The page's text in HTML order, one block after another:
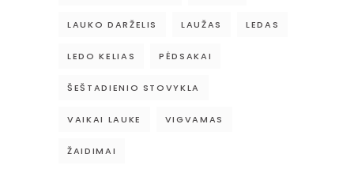
LAUKO DARŽELIS LAUŽAS LEDAS
LEDO KELIAS PĖDSAKAI
ŠEŠTADIENIO STOVYKLA
VAIKAI LAUKE VIGVAMAS
ŽAIDIMAI